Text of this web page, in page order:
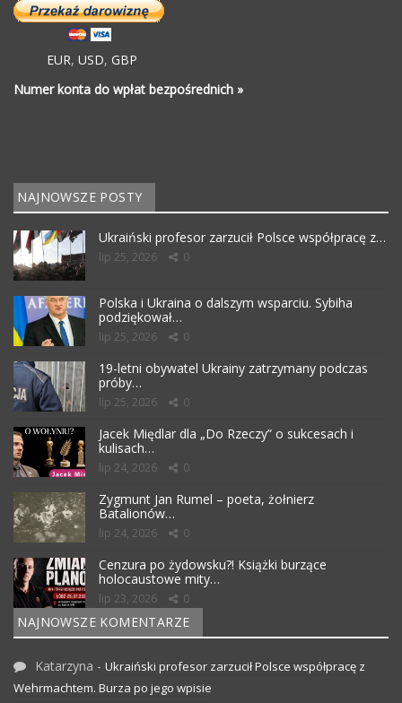
EUR, USD, GBP
Numer konta do wpłat bezpośrednich »
NAJNOWSZE POSTY
Ukraiński profesor zarzucił Polsce współpracę z…
lip 25, 2026 0
Polska i Ukraina o dalszym wsparciu. Sybiha
podziękował…
lip 25, 2026 0
19-letni obywatel Ukrainy zatrzymany podczas
próby…
lip 25, 2026 0
Jacek Międlar dla „Do Rzeczy” o sukcesach i
kulisach…
lip 24, 2026 0
Zygmunt Jan Rumel – poeta, żołnierz
Batalionów…
lip 24, 2026 0
Cenzura po żydowsku?! Książki burzące
holocaustowe mity…
lip 23, 2026 0
NAJNOWSZE KOMENTARZE
Katarzyna - Ukraiński profesor zarzucił Polsce współpracę z
Wehrmachtem. Burza po jego wpisie